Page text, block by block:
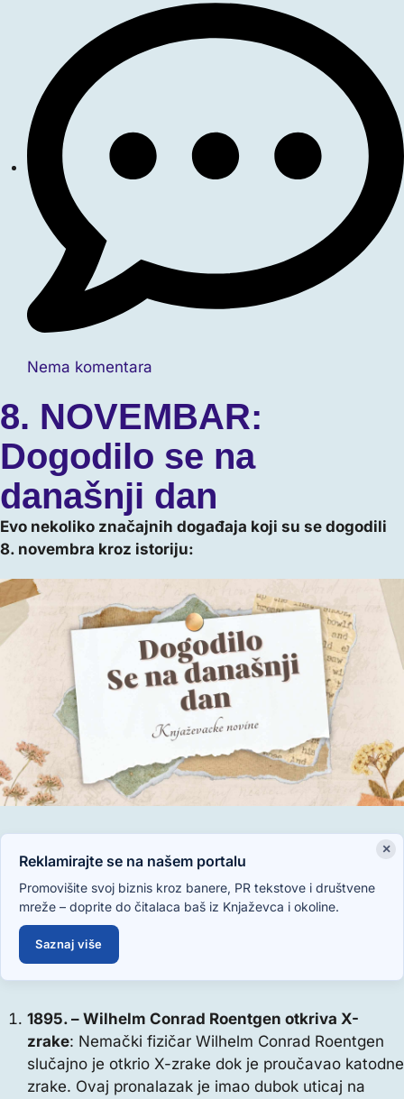
Nema komentara
8. NOVEMBAR:
Dogodilo se na
današnji dan
Evo nekoliko značajnih događaja koji su se dogodili
8. novembra kroz istoriju:
×
Reklamirajte se na našem portalu
Promovišite svoj biznis kroz banere, PR tekstove i društvene
mreže – doprite do čitalaca baš iz Knjaževca i okoline.
Saznaj više
1895. – Wilhelm Conrad Roentgen otkriva X-
zrake: Nemački fizičar Wilhelm Conrad Roentgen
slučajno je otkrio X-zrake dok je proučavao katodne
zrake. Ovaj pronalazak je imao dubok uticaj na